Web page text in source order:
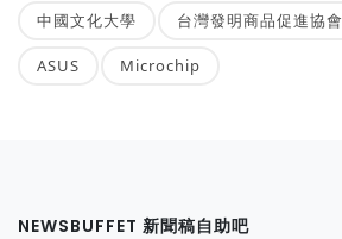
中國文化大學 台灣發明商品促進協會
ASUS Microchip
NEWSBUFFET 新聞稿自助吧